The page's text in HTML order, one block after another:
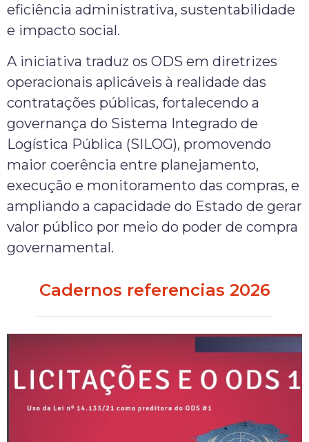
eficiência administrativa, sustentabilidade
e impacto social.
A iniciativa traduz os ODS em diretrizes
operacionais aplicáveis à realidade das
contratações públicas, fortalecendo a
governança do Sistema Integrado de
Logística Pública (SILOG), promovendo
maior coerência entre planejamento,
execução e monitoramento das compras, e
ampliando a capacidade do Estado de gerar
valor público por meio do poder de compra
governamental.
Cadernos referencias 2026